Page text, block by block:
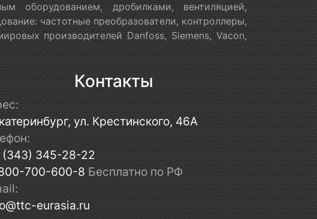
оборудованием, дробилками, вентиляцией,
частотные преобразователи, контроллеры,
производителей Danfoss, Siemens, Vacon,
Контакты
ул. Крестинского, 46А
(343) 345-28-22
700-600-8 Бесплатно по РФ
eurasia.ru